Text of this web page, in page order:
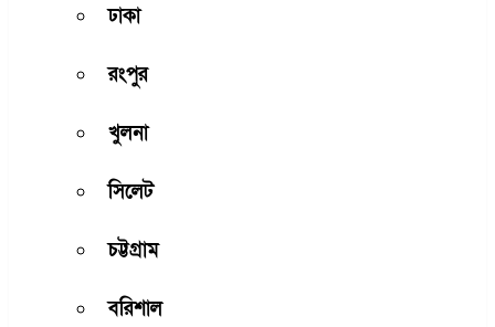
ঢাকা
রংপুর
খুলনা
সিলেট
চট্টগ্রাম
বরিশাল